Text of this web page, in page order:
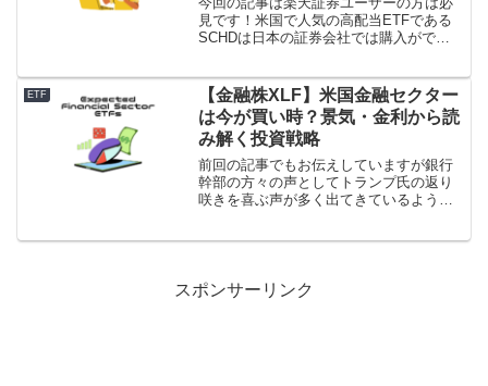
見です！米国で人気の高配当ETFである
SCHDは日本の証券会社では購入ができ
託を楽天証券で購入できることになりま
した。よく比較され...
ETF
【金融株XLF】米国金融セクター
は今が買い時？景気・金利から読
み解く投資戦略
前回の記事でもお伝えしていますが銀行
幹部の方々の声としてトランプ氏の返り
咲きを喜ぶ声が多く出てきているようで
スポンサーリンク